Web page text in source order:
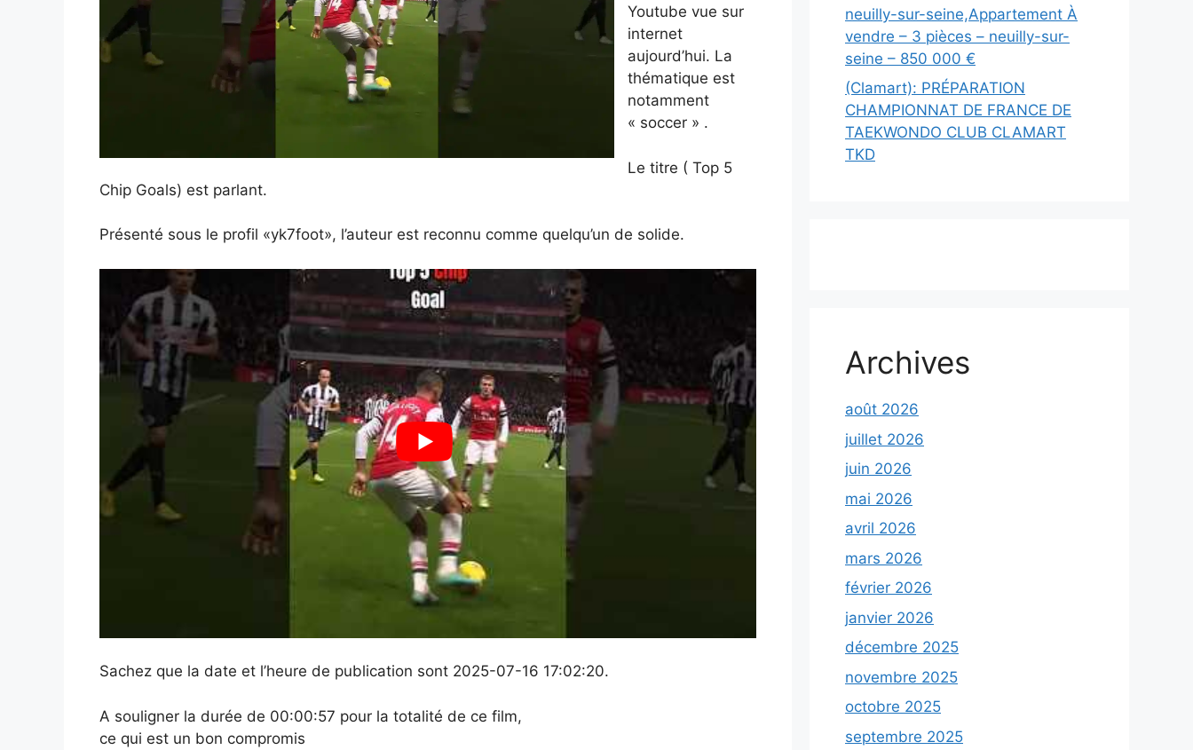
Youtube vue sur
internet
aujourd’hui. La
thématique est
notamment
« soccer » .
Le titre ( Top 5
Chip Goals) est parlant.
Présenté sous le profil «yk7foot», l’auteur est reconnu comme quelqu’un de solide.
Sachez que la date et l’heure de publication sont 2025-07-16 17:02:20.
A souligner la durée de 00:00:57 pour la totalité de ce film,
ce qui est un bon compromis
neuilly-sur-seine,Appartement À
vendre – 3 pièces – neuilly-sur-
seine – 850 000 €
(Clamart): PRÉPARATION
CHAMPIONNAT DE FRANCE DE
TAEKWONDO CLUB CLAMART
TKD
Archives
août 2026
juillet 2026
juin 2026
mai 2026
avril 2026
mars 2026
février 2026
janvier 2026
décembre 2025
novembre 2025
octobre 2025
septembre 2025